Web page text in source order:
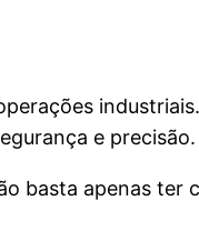
e precisão.
basta apenas